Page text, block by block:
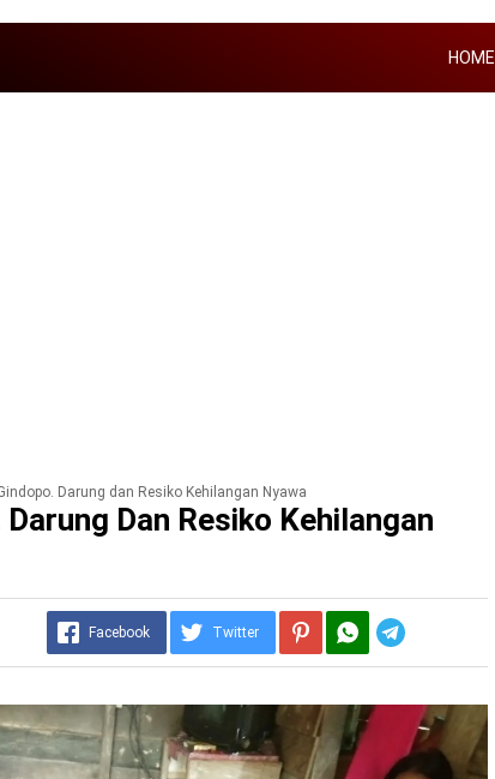
HOME
Darung dan Resiko Kehilangan Nyawa
Dan Resiko Kehilangan
Facebook Twitter